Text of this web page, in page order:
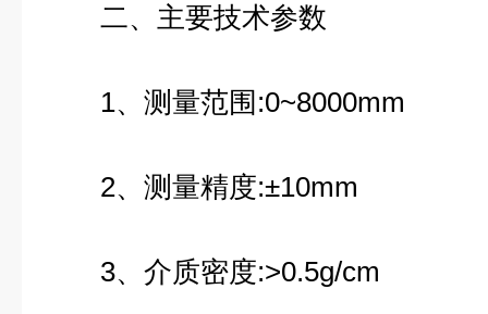
二、主要技术参数
1、测量范围:0~8000mm
2、测量精度:±10mm
3、介质密度:>0.5g/cm